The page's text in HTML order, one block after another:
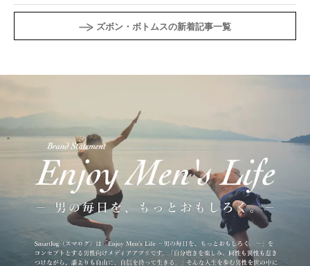
ズボン・ボトムスの新着記事一覧